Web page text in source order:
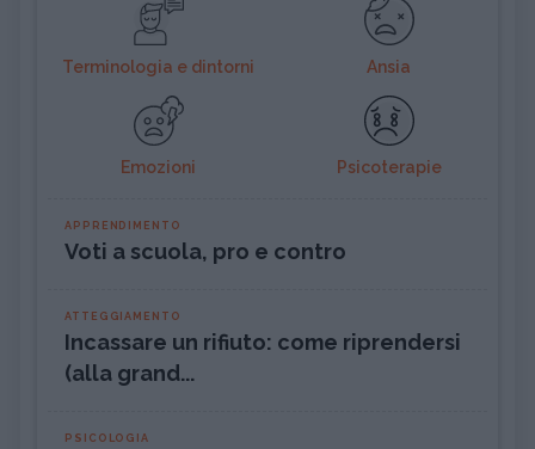
Terminologia e dintorni Ansia
Emozioni Psicoterapie
APPRENDIMENTO
Voti a scuola, pro e contro
ATTEGGIAMENTO
Incassare un rifiuto: come riprendersi
(alla grand...
PSICOLOGIA